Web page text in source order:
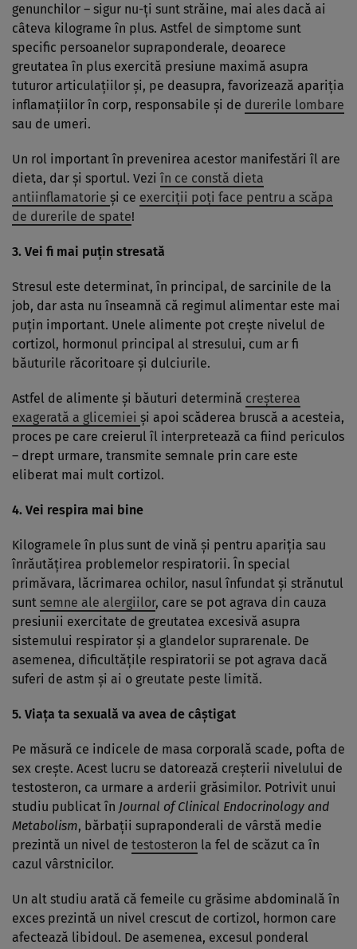
genunchilor – sigur nu-ţi sunt străine, mai ales dacă ai
câteva kilograme în plus. Astfel de simptome sunt
specific persoanelor supraponderale, deoarece
greutatea în plus exercită presiune maximă asupra
tuturor articulaţiilor şi, pe deasupra, favorizează apariţia
inflamaţiilor în corp, responsabile şi de durerile lombare
sau de umeri.
Un rol important în prevenirea acestor manifestări îl are
dieta, dar şi sportul. Vezi în ce constă dieta
antiinflamatorie şi ce exerciţii poţi face pentru a scăpa
de durerile de spate!
3. Vei fi mai puţin stresată
Stresul este determinat, în principal, de sarcinile de la
job, dar asta nu înseamnă că regimul alimentar este mai
puţin important. Unele alimente pot creşte nivelul de
cortizol, hormonul principal al stresului, cum ar fi
băuturile răcoritoare şi dulciurile.
Astfel de alimente şi băuturi determină creşterea
exagerată a glicemiei şi apoi scăderea bruscă a acesteia,
proces pe care creierul îl interpretează ca fiind periculos
– drept urmare, transmite semnale prin care este
eliberat mai mult cortizol.
4. Vei respira mai bine
Kilogramele în plus sunt de vină şi pentru apariţia sau
înrăutăţirea problemelor respiratorii. În special
primăvara, lăcrimarea ochilor, nasul înfundat şi strănutul
sunt semne ale alergiilor, care se pot agrava din cauza
presiunii exercitate de greutatea excesivă asupra
sistemului respirator şi a glandelor suprarenale. De
asemenea, dificultăţile respiratorii se pot agrava dacă
suferi de astm şi ai o greutate peste limită.
5. Viaţa ta sexuală va avea de câştigat
Pe măsură ce indicele de masa corporală scade, pofta de
sex creşte. Acest lucru se datorează creşterii nivelului de
testosteron, ca urmare a arderii grăsimilor. Potrivit unui
studiu publicat în Journal of Clinical Endocrinology and
Metabolism, bărbaţii supraponderali de vârstă medie
prezintă un nivel de testosteron la fel de scăzut ca în
cazul vârstnicilor.
Un alt studiu arată că femeile cu grăsime abdominală în
exces prezintă un nivel crescut de cortizol, hormon care
afectează libidoul. De asemenea, excesul ponderal